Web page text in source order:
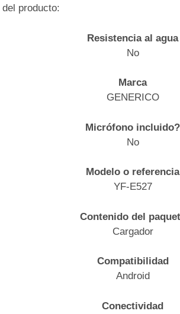
del producto:
Resistencia al agua
No
Marca
GENERICO
Micrófono incluido?
No
Modelo o referencia
YF-E527
Contenido del
Cargador
Compatibilidad
Android
Conectividad